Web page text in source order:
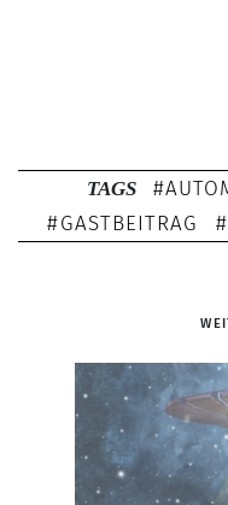
TAGS
GASTBEITRAG